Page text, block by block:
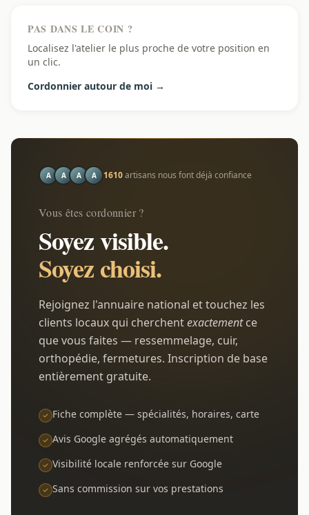
PAS DANS LE COIN ?
Localisez l'atelier le plus proche de votre position en
un clic.
Cordonnier autour de moi →
A A A A 1610artisans nous font déjà confiance
Vous êtes cordonnier ?
Soyez visible.
Soyez choisi.
Rejoignez l'annuaire national et touchez les
clients locaux qui cherchentexactementce
que vous faites — ressemmelage, cuir,
orthopédie, fermetures. Inscription de base
entièrement gratuite.
Fiche complète — spécialités, horaires, carte
Avis Google agrégés automatiquement
Visibilité locale renforcée sur Google
Sans commission sur vos prestations